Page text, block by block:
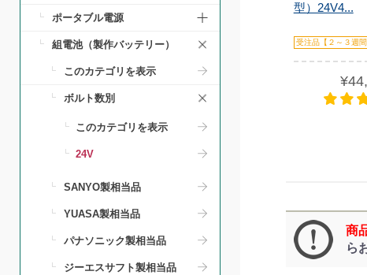
ポータブル電源
組電池（製作バッテリー）
このカテゴリを表示
ボルト数別
このカテゴリを表示
24V
SANYO製相当品
YUASA製相当品
パナソニック製相当品
ジーエスサフト製相当品
型）24V4...
受注品【２～３週
商
ら